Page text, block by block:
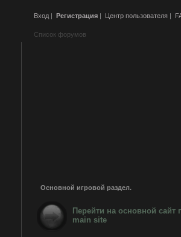
Вход | Регистрация | Центр пользователя |
Список форумов
Основной игровой раздел.
Перейти на основной сайт
main site